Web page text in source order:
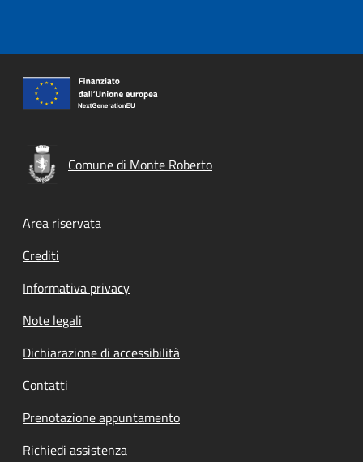
Comune di Monte Roberto
Footer menu
Area riservata
Crediti
Informativa privacy
Note legali
Dichiarazione di accessibilità
Contatti
Prenotazione appuntamento
Richiedi assistenza